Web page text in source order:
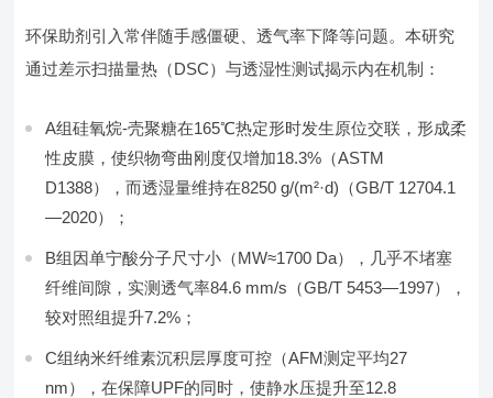
环保助剂引入常伴随手感僵硬、透气率下降等问题。本研究
通过差示扫描量热（DSC）与透湿性测试揭示内在机制：
A组硅氧烷-壳聚糖在165℃热定形时发生原位交联，形成柔
性皮膜，使织物弯曲刚度仅增加18.3%（ASTM
D1388），而透湿量维持在8250 g/(m²·d)（GB/T 12704.1
—2020）；
B组因单宁酸分子尺寸小（MW≈1700 Da），几乎不堵塞
纤维间隙，实测透气率84.6 mm/s（GB/T 5453—1997），
较对照组提升7.2%；
C组纳米纤维素沉积层厚度可控（AFM测定平均27
nm），在保障UPF的同时，使静水压提升至12.8